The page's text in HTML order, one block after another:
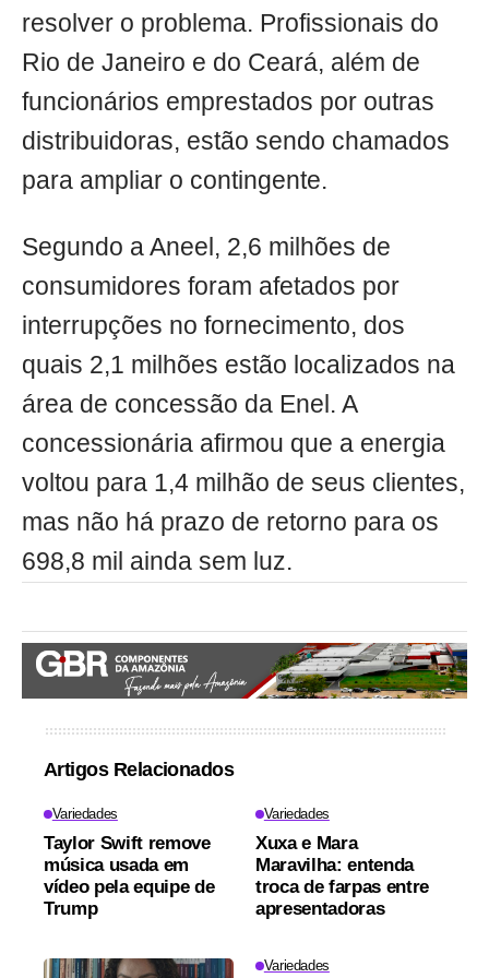
resolver o problema. Profissionais do
Rio de Janeiro e do Ceará, além de
funcionários emprestados por outras
distribuidoras, estão sendo chamados
para ampliar o contingente.
Segundo a Aneel, 2,6 milhões de
consumidores foram afetados por
interrupções no fornecimento, dos
quais 2,1 milhões estão localizados na
área de concessão da Enel. A
concessionária afirmou que a energia
voltou para 1,4 milhão de seus clientes,
mas não há prazo de retorno para os
698,8 mil ainda sem luz.
Artigos Relacionados
Variedades
Taylor Swift remove
música usada em
vídeo pela equipe de
Trump
Variedades
Xuxa e Mara
Maravilha: entenda
troca de farpas entre
apresentadoras
Variedades